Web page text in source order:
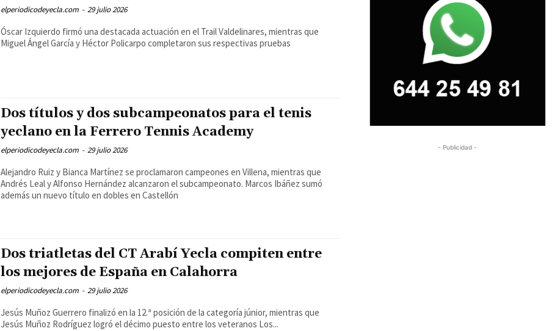
elperiodicodeyecla.com - 29 julio 2026
Óscar Izquierdo firmó una destacada actuación en el Trail Valdelinares, mientras que
Miguel Ángel García y Héctor Policarpo completaron sus respectivas pruebas
Dos títulos y dos subcampeonatos para el tenis
yeclano en la Ferrero Tennis Academy
elperiodicodeyecla.com - 29 julio 2026
Alejandro Ruiz y Bianca Martínez se proclamaron campeones en Villena, mientras que
Andrés Leal y Alfonso Hernández alcanzaron el subcampeonato. Marcos Ibáñez sumó
además un nuevo título en dobles en Castellón
Dos triatletas del CT Arabí Yecla compiten entre
los mejores de España en Calahorra
elperiodicodeyecla.com - 29 julio 2026
Jesús Muñoz Guerrero finalizó en la 12.ª posición de la categoría júnior, mientras que
Jesús Muñoz Rodríguez logró el décimo puesto entre los veteranos Los...
- Publicidad -